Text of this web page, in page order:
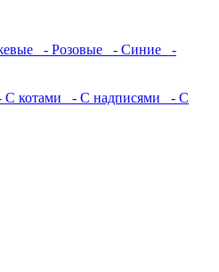
- Розовые - Синие
-
С котами - С надписями
- С